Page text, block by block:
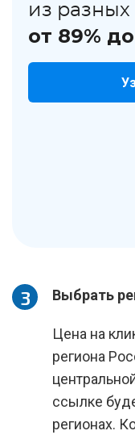
из
от 89%
Выбрать
Цена на
региона
ссылке
регионах.